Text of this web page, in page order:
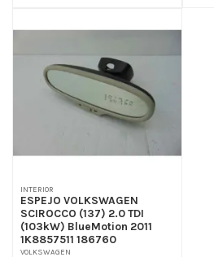
INTERIOR
ESPEJO VOLKSWAGEN
SCIROCCO (137) 2.0 TDI
(103kW) BlueMotion 2011
1K8857511 186760
VOLKSWAGEN